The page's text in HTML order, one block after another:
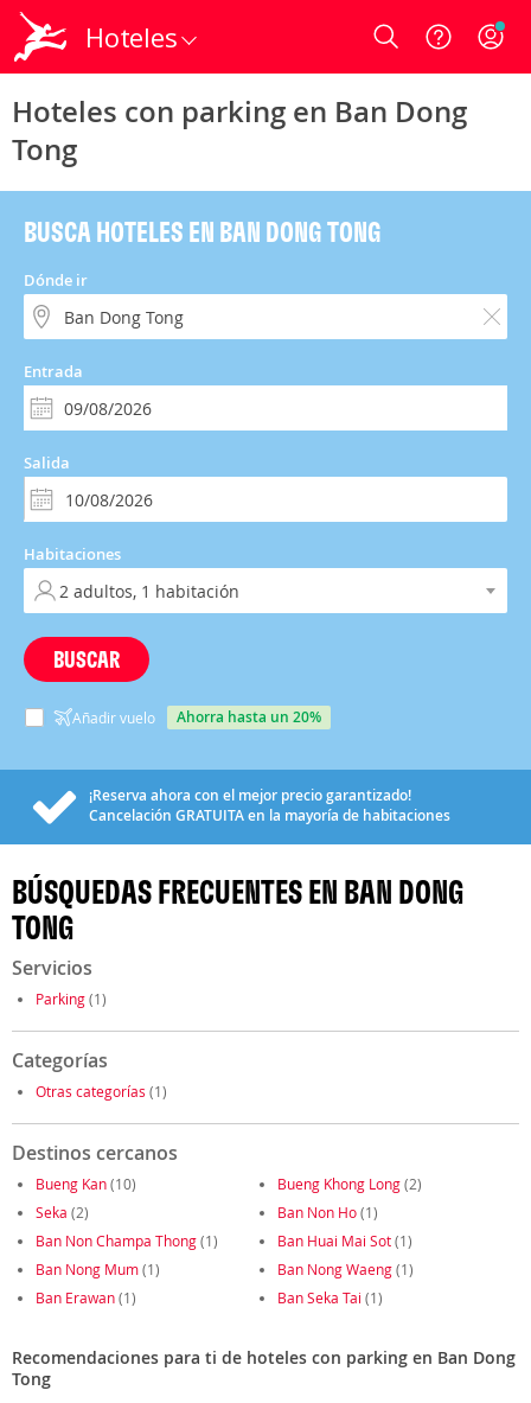
Hoteles Login
Hoteles con parking en Ban Dong
Tong
BUSCA HOTELES EN BAN DONG TONG
Dónde ir
Entrada
Salida
Habitaciones
BUSCAR
Añadir vuelo ahorra hasta un 20%
¡Reserva ahora con el mejor precio garantizado!
Cancelación GRATUITAen la mayoría de habitaciones
BÚSQUEDAS FRECUENTES EN BAN DONG
TONG
Servicios
Parking(1)
Categorías
Otras categorías (1)
Destinos cercanos
Bueng Kan(10) Bueng Khong Long(2)
Seka (2) Ban Non Ho(1)
Ban Non Champa Thong(1) Ban Huai Mai Sot(1)
Ban Nong Mum(1) Ban Nong Waeng(1)
Ban Erawan(1) Ban Seka Tai (1)
Recomendaciones para ti de hoteles con parking en Ban Dong
Tong